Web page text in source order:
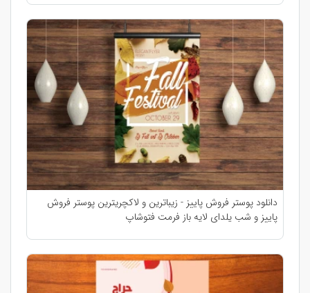
دانلود پوستر فروش پاییز - زیباترین و لاکچریترین پوستر فروش
پاییز و شب یلدای لایه باز فرمت فتوشاپ